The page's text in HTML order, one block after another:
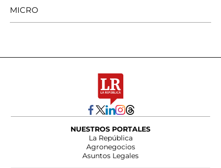
MICRO
NUESTROS PORTALES
La República
Agronegocios
Asuntos Legales